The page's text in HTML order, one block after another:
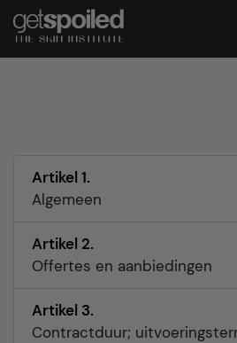
Artikel 1.
Algemeen
Artikel 2.
Offertes en aanbiedingen
Artikel 3.
Contractduur;